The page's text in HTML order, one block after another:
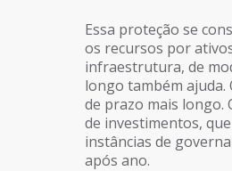
Essa proteção se
os recursos por
infraestrutura, de
longo também
de prazo mais longo.
de investimentos,
instâncias de
após ano.